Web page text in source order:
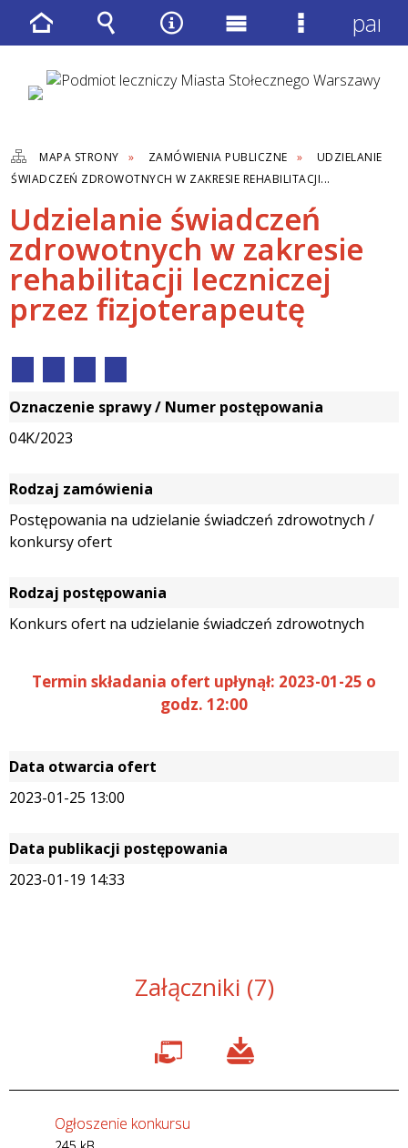
MAPA STRONY ZAMÓWIENIA PUBLICZNE
UDZIELANIE
ŚWIADCZEŃ ZDROWOTNYCH W ZAKRESIE REHABILITACJI...
Udzielanie świadczeń
zdrowotnych w zakresie
rehabilitacji leczniczej
przez fizjoterapeutę
Oznaczenie sprawy / Numer postępowania
04K/2023
Rodzaj zamówienia
Postępowania na udzielanie świadczeń zdrowotnych /
konkursy ofert
Rodzaj postępowania
Konkurs ofert na udzielanie świadczeń zdrowotnych
Termin składania ofert upłynął: 2023-01-25 o
godz. 12:00
Data otwarcia ofert
2023-01-25 13:00
Data publikacji postępowania
2023-01-19 14:33
Załączniki (7)
Ogłoszenie konkursu
Strona
główna
Wyszukiwarka
Narzędzia
Menu
główne
Menu
panel